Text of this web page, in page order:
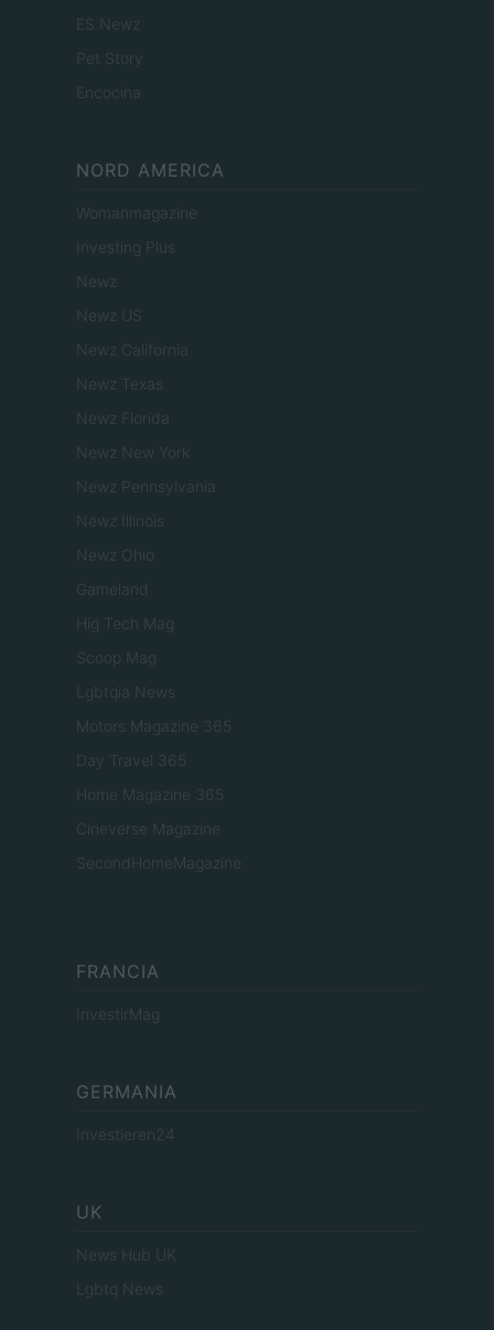
ES Newz
Pet Story
Encocina
NORD AMERICA
Womanmagazine
Investing Plus
Newz
Newz US
Newz California
Newz Texas
Newz Florida
Newz New York
Newz Pennsylvania
Newz Illinois
Newz Ohio
Gameland
Hig Tech Mag
Scoop Mag
Lgbtqia News
Motors Magazine 365
Day Travel 365
Home Magazine 365
Cineverse Magazine
SecondHomeMagazine
FRANCIA
InvestirMag
GERMANIA
Investieren24
UK
News Hub UK
Lgbtq News